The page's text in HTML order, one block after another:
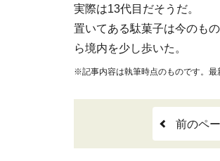
実際は13代目だそうだ。
置いてある駄菓子は今のも
ら境内を少し歩いた。
※記事内容は執筆時点のものです。最
前のペ